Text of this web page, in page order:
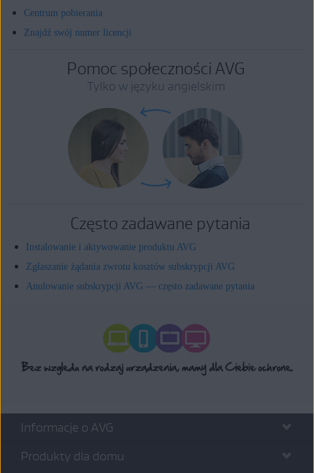
Centrum pobierania
Znajdź swój numer licencji
Pomoc społeczności AVG
Tylko w języku angielskim
Często zadawane pytania
Instalowanie i aktywowanie produktu AVG
Zgłaszanie żądania zwrotu kosztów subskrypcji AVG
Anulowanie subskrypcji AVG — często zadawane pytania
Informacje o AVG
Produkty dla domu